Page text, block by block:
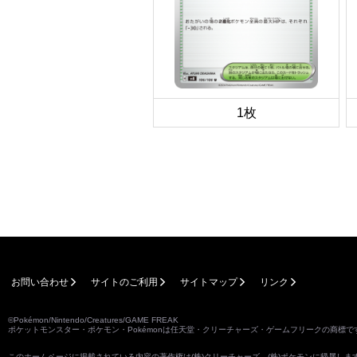
1枚
お問い合わせ サイトのご利用 サイトマップ リンク
©Pokémon/Nintendo/Creatures/GAME FREAK
ポケットモンスター・ポケモン・Pokémonは任天堂・クリーチャーズ・ゲームフリークの商標で